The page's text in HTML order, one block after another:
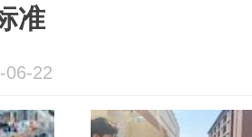
准
06-22